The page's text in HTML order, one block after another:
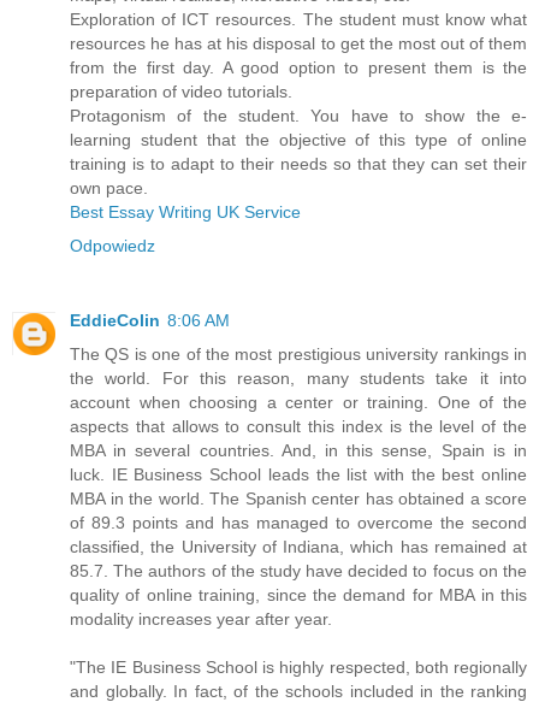
Exploration of ICT resources. The student must know what
resources he has at his disposal to get the most out of them
from the first day. A good option to present them is the
preparation of video tutorials.
Protagonism of the student. You have to show the e-
learning student that the objective of this type of online
training is to adapt to their needs so that they can set their
own pace.
Best Essay Writing UK Service
Odpowiedz
EddieColin 8:06 AM
The QS is one of the most prestigious university rankings in
the world. For this reason, many students take it into
account when choosing a center or training. One of the
aspects that allows to consult this index is the level of the
MBA in several countries. And, in this sense, Spain is in
luck. IE Business School leads the list with the best online
MBA in the world. The Spanish center has obtained a score
of 89.3 points and has managed to overcome the second
classified, the University of Indiana, which has remained at
85.7. The authors of the study have decided to focus on the
quality of online training, since the demand for MBA in this
modality increases year after year.
"The IE Business School is highly respected, both regionally
and globally. In fact, of the schools included in the ranking